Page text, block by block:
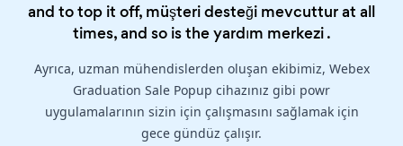
and to top it off, müşteri desteği mevcuttur at all
times, and so is theyardım merkezi.
Ayrıca, uzman mühendislerden oluşan ekibimiz, Webex
Graduation Sale Popup cihazınız gibi powr
uygulamalarının sizin için çalışmasını sağlamak için
gece gündüz çalışır.